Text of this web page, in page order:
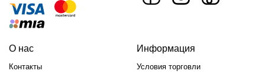
- она устойчива к высоким температурам, долговечна и
обеспечивает стабильный нагрев даже при длительном
Где можно использовать газовую горелку?
О нас
Контакты
Информация
Условия торговли